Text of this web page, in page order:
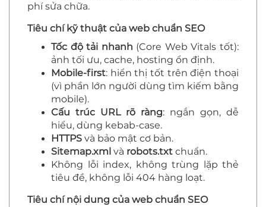
phí sửa chữa.
Tiêu chí kỹ thuật của web chuẩn SEO
Tốc độ tải nhanh (Core Web Vitals tốt):
ảnh tối ưu, cache, hosting ổn định.
Mobile-first: hiển thị tốt trên điện thoại
(vì phần lớn người dùng tìm kiếm bằng
mobile).
Cấu trúc URL rõ ràng: ngắn gọn, dễ
hiểu, dùng kebab-case.
HTTPS và bảo mật cơ bản.
Sitemap.xml và robots.txt chuẩn.
Không lỗi index, không trùng lặp thẻ
tiêu đề, không lỗi 404 hàng loạt.
Tiêu chí nội dung của web chuẩn SEO